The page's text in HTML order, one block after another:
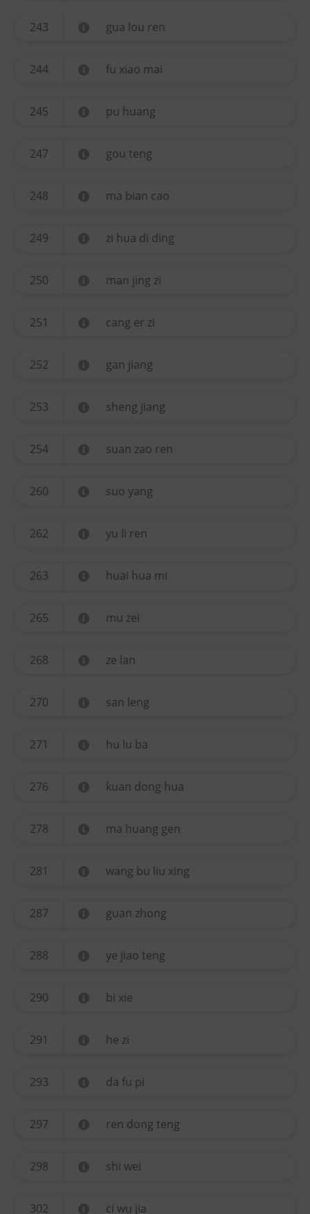
243 gua lou ren
244 fu xiao mai
245 pu huang
247 gou teng
248 ma bian cao
249 zi hua di ding
250 man jing zi
251 cang er zi
252 gan jiang
253 sheng jiang
254 suan zao ren
260 suo yang
262 yu li ren
263 huai hua mi
265 mu zei
268 ze lan
270 san leng
271 hu lu ba
276 kuan dong hua
278 ma huang gen
281 wang bu liu xing
287 guan zhong
288 ye jiao teng
290 bi xie
291 he zi
293 da fu pi
297 ren dong teng
298 shi wei
302 ci wu jia